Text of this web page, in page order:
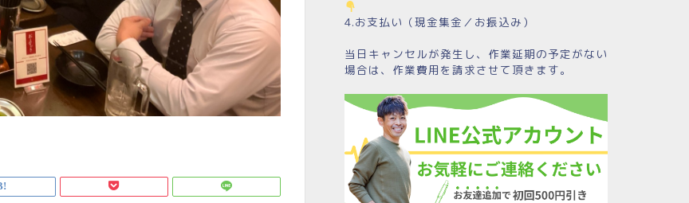
4.お支払い（現金集金／お振込み）
当日キャンセルが発生し、作業延期の予定がない
場合は、作業費用を請求させて頂きます。